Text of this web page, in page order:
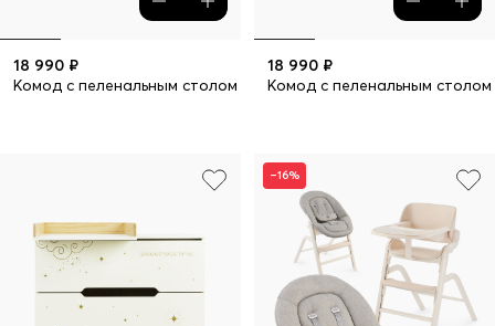
18 990 ₽
Комод с пеленальным столом FIOKI
18 990 ₽
Комод с пеленальным столом
–16%